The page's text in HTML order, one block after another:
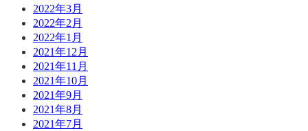
2022年3月
2022年2月
2022年1月
2021年12月
2021年11月
2021年10月
2021年9月
2021年8月
2021年7月